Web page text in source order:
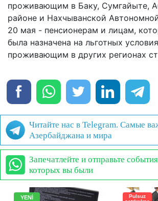
проживающим в Баку, Сумгайыте,
районе и Нахчыванской
20 мая - пенсионерам и лицам,
была назначена на льготных
проживающим в других регионах
Читайте нас в Telegram. Самые
Азербайджана и мира
Запечатлейте и отправьте
которых вы были